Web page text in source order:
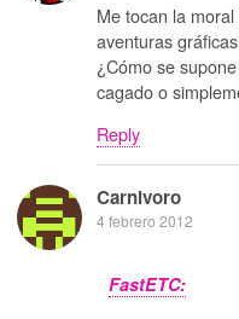
Me tocan la
aventuras
¿Cómo se
cagado o
Reply
Carnivoro
4 febrero 2012
FastETC: